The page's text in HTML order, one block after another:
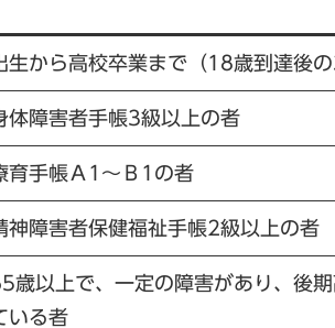
生から高校卒業まで（18歳到達後
体障害者手帳3級以上の者
育手帳Ａ1～Ｂ1の者
神障害者保健福祉手帳2級以上の者
歳以上で、一定の障害があり、後
いる者